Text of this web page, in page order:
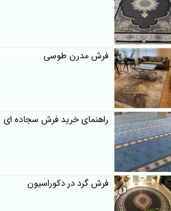
فرش مدرن طوسی
راهنمای خرید فرش سجاده ای
فرش گرد در دکوراسیون